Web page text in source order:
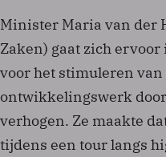
Minister Maria van der
Zaken) gaat zich
voor het stimuleren van
ontwikkelingswerk
verhogen. Ze maakte
tijdens een tour langs